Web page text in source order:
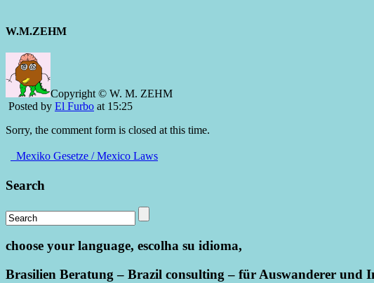
W.M.ZEHM
Copyright © W. M. ZEHM
Posted by El Furbo at 15:25
Sorry, the comment form is closed at this time.
Mexiko Gesetze / Mexico Laws
Search
choose your language, escolha su idioma,
Brasilien Beratung – Brazil consulting – für Auswanderer und